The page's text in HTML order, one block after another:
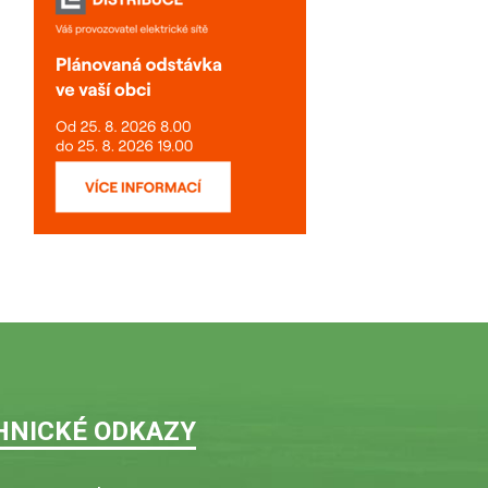
ODKAZY